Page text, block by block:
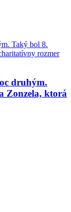
druhým.
Zonzela, ktorá